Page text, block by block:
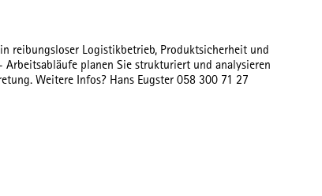
reibungsloser Logistikbetrieb, Produktsicherheit und
planen Sie strukturiert und analysieren
Weitere Infos? Hans Eugster 058 300 71 27